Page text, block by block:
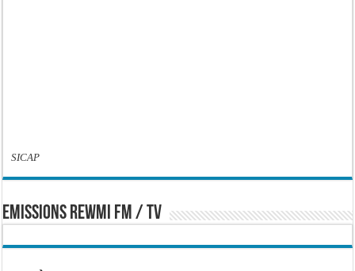
SICAP
EMISSIONS REWMI FM / TV